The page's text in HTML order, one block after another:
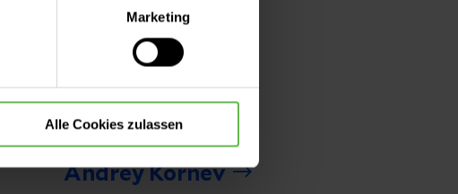
Auswahl hinsichtlich der
in die Verwendung aller Cookies
Marketing
Alle Cookies zulassen
Andrey Kornev